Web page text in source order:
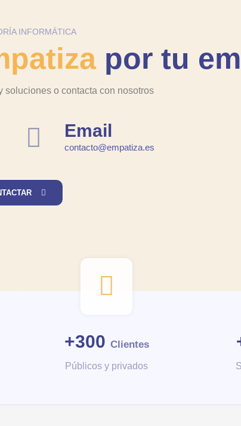
INFORMÁTICA
por tu
soluciones o contacta con nosotros
Email
contacto@empatiza.es
+300 Clientes
Públicos y privados